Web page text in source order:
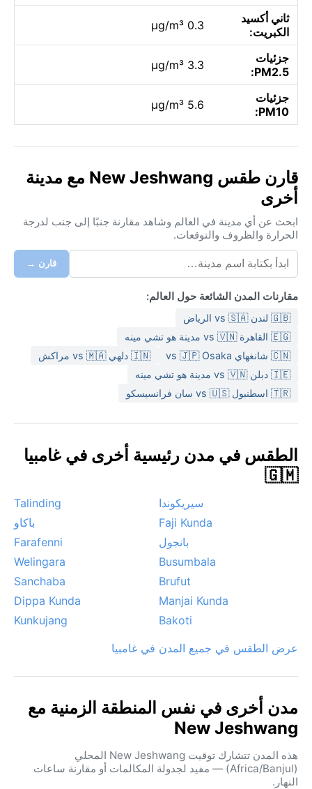
ثاني أكسيد
الكبريت:
0.3 µg/m³
جزئيات
PM2.5:
3.3 µg/m³
جزئيات
PM10:
5.6 µg/m³
قارن طقس New Jeshwang مع مدينة
أخرى
ابحث عن أي مدينة في العالم وشاهد مقارنة جنبًا إلى جنب لدرجة
الحرارة والظروف والتوقعات.
قارن →
مقارنات المدن الشائعة حول العالم:
🇬🇧 لندن vs 🇸🇦 الرياض
🇪🇬 القاهرة vs 🇻🇳 مدينة هو تشي مينه
🇨🇳 شانغهاي vs 🇯🇵 Osaka
🇮🇳 دلهي vs 🇲🇦 مراكش
🇮🇪 دبلن vs 🇻🇳 مدينة هو تشي مينه
🇹🇷 اسطنبول vs 🇺🇸 سان فرانسيسكو
الطقس في مدن رئيسية أخرى في غامبيا
🇬🇲
سيريكوندا
Talinding
Faji Kunda
باكاو
بانجول
Farafenni
Busumbala
Welingara
Brufut
Sanchaba
Manjai Kunda
Dippa Kunda
Bakoti
Kunkujang
عرض الطقس في جميع المدن في غامبيا
مدن أخرى في نفس المنطقة الزمنية مع
New Jeshwang
هذه المدن تتشارك توقيت New Jeshwang المحلي
(Africa/Banjul) — مفيد لجدولة المكالمات أو مقارنة ساعات
النهار.